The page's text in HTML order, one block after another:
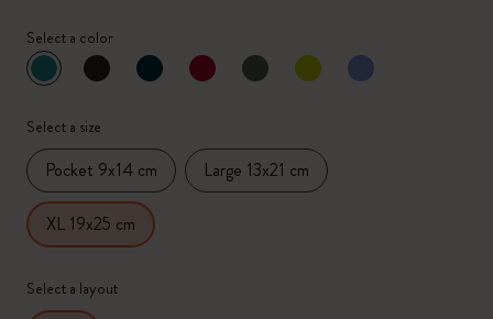
Select a color
選択済
*選択したカラー
Select a size
Pocket 9x14 cm Large 13x21 cm
XL 19x25 cm
Select a layout